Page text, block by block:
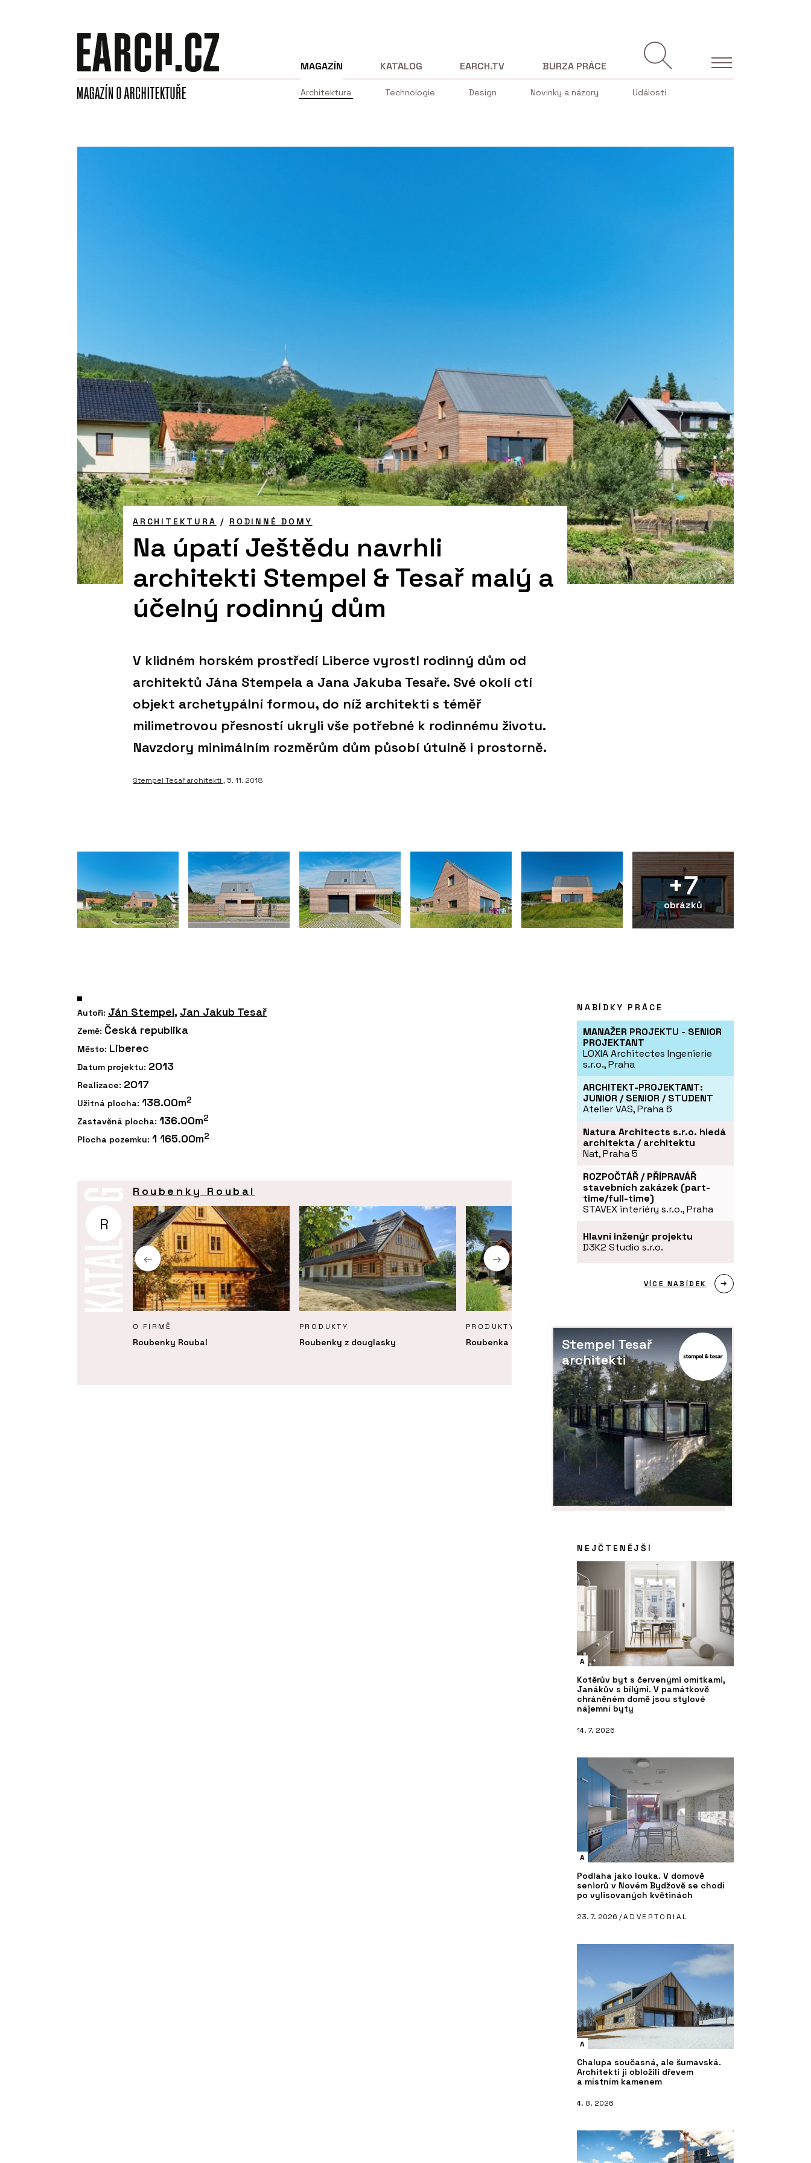
MAGAZÍN
Architektura Technologie Design Novinky a názory Události
KATALOG EARCH.TV BURZA PRÁCE
ARCHITEKTURA / RODINNÉ DOMY
Na úpatí Ještědu navrhli
architekti Stempel & Tesař malý a
účelný rodinný dům
V klidném horském prostředí Liberce vyrostl rodinný dům od
architektů Jána Stempela a Jana Jakuba Tesaře. Své okolí ctí
objekt archetypální formou, do níž architekti s téměř
milimetrovou přesností ukryli vše potřebné k rodinnému životu.
Navzdory minimálním rozměrům dům působí útulně i prostorně.
Stempel Tesař architekti , 5. 11. 2018
+7
obrázků
Autoři: Ján Stempel, Jan Jakub Tesař
Země: Česká republika
Město: Liberec
Datum projektu: 2013
Realizace: 2017
Užitná plocha: 138.00m2
Zastavěná plocha: 136.00m2
Plocha pozemku: 1 165.00m2
R
Roubenky Roubal
O FIRMĚ
Roubenky Roubal
PRODUKTY
Roubenky z douglasky
PRODUKTY
Roubenka Klasika s moderními prvky
ČLÁNKY
Dovolená v Krkonoších v roubence u
kachlových kamen. Chalupa má
vlastní vinný sklípek a v okolí šumí
potok a lesy
NABÍDKY PRÁCE
MANAŽER PROJEKTU - SENIOR
PROJEKTANT
LOXIA Architectes Ingenierie
s.r.o., Praha
ARCHITEKT-PROJEKTANT:
JUNIOR / SENIOR / STUDENT
Atelier VAS, Praha 6
Natura Architects s.r.o. hledá
architekta / architektu
Nat, Praha 5
ROZPOČTÁŘ / PŘÍPRAVÁŘ
stavebních zakázek (part-
time/full-time)
STAVEX interiéry s.r.o., Praha
Hlavní inženýr projektu
D3K2 Studio s.r.o.
VÍCE NABÍDEK
Stempel Tesař
architekti
NEJČTENĚJŠÍ
A
Kotěrův byt s červenými omítkami,
Janákův s bílými. V památkově
chráněném domě jsou stylové
nájemní byty
14. 7. 2026
A
Podlaha jako louka. V domově
seniorů v Novém Bydžově se chodí
po vylisovaných květinách
23. 7. 2026 /ADVERTORIAL
A
Chalupa současná, ale šumavská.
Architekti ji obložili dřevem
a místním kamenem
4. 8. 2026